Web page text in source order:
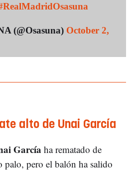
(@Osasuna) October 2,
alto de Unai García
García ha rematado de
palo, pero el balón ha salido